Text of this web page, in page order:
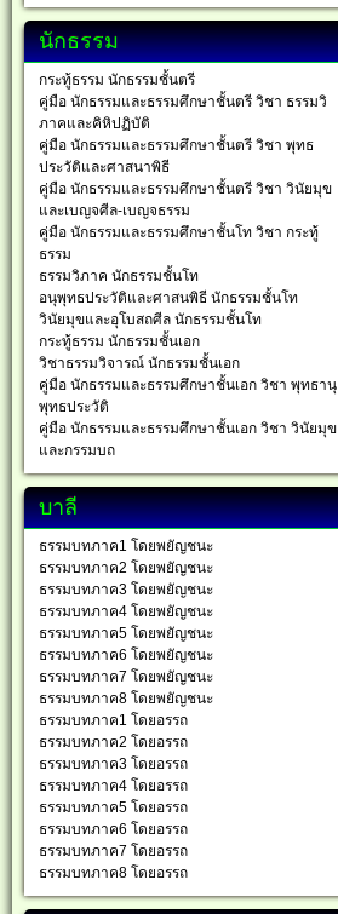
นักธรรม
กระทู้ธรรม นักธรรมชั้นตรี
คู่มือ นักธรรมและธรรมศึกษาชั้นตรี วิชา ธรรมวิ
ภาคและคิหิปฏิบัติ
คู่มือ นักธรรมและธรรมศึกษาชั้นตรี วิชา พุทธ
ประวัติและศาสนาพิธี
คู่มือ นักธรรมและธรรมศึกษาชั้นตรี วิชา วินัยมุข
และเบญจศีล-เบญจธรรม
คู่มือ นักธรรมและธรรมศึกษาชั้นโท วิชา กระทู้
ธรรม
ธรรมวิภาค นักธรรมชั้นโท
อนุพุทธประวัติและศาสนพิธี นักธรรมชั้นโท
วินัยมุขและอุโบสถศีล นักธรรมชั้นโท
กระทู้ธรรม นักธรรมชั้นเอก
วิชาธรรมวิจารณ์ นักธรรมชั้นเอก
คู่มือ นักธรรมและธรรมศึกษาชั้นเอก วิชา พุทธานุ
พุทธประวัติ
คู่มือ นักธรรมและธรรมศึกษาชั้นเอก วิชา วินัยมุข
และกรรมบถ
บาลี
ธรรมบทภาค1 โดยพยัญชนะ
ธรรมบทภาค2 โดยพยัญชนะ
ธรรมบทภาค3 โดยพยัญชนะ
ธรรมบทภาค4 โดยพยัญชนะ
ธรรมบทภาค5 โดยพยัญชนะ
ธรรมบทภาค6 โดยพยัญชนะ
ธรรมบทภาค7 โดยพยัญชนะ
ธรรมบทภาค8 โดยพยัญชนะ
ธรรมบทภาค1 โดยอรรถ
ธรรมบทภาค2 โดยอรรถ
ธรรมบทภาค3 โดยอรรถ
ธรรมบทภาค4 โดยอรรถ
ธรรมบทภาค5 โดยอรรถ
ธรรมบทภาค6 โดยอรรถ
ธรรมบทภาค7 โดยอรรถ
ธรรมบทภาค8 โดยอรรถ